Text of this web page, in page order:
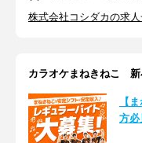
株式会社コシダカの求
カラオケまねきねこ 新
【
方